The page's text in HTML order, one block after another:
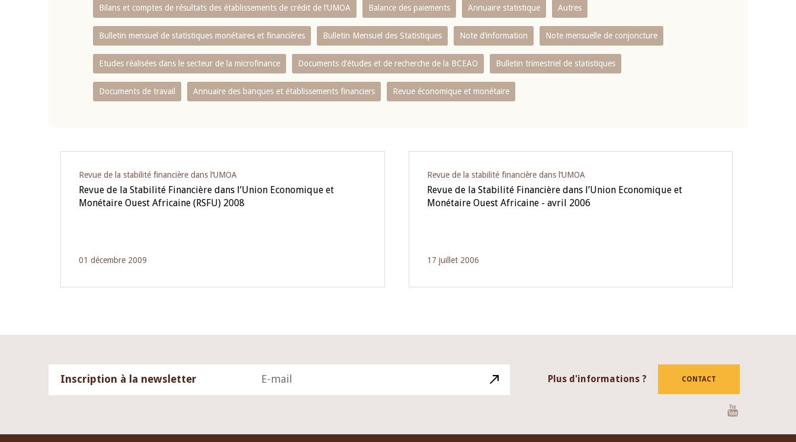
Bilans et comptes de résultats des établissements de crédit de l‘UMOA Balance des paiements Annuaire statistique Autres
Bulletin mensuel de statistiques monétaires et financières Bulletin Mensuel des Statistiques Note d’information Note mensuelle de conjoncture
Etudes réalisées dans le secteur de la microfinance Documents d’études et de recherche de la BCEAO Bulletin trimestriel de statistiques
Documents de travail Annuaire des banques et établissements financiers Revue économique et monétaire
Revue de la stabilité financière dans l‘UMOA
Revue de la Stabilité Financière dans l’Union Economique et
Monétaire Ouest Africaine (RSFU) 2008
01 décembre 2009
Revue de la stabilité financière dans l‘UMOA
Revue de la Stabilité Financière dans l’Union Economique et
Monétaire Ouest Africaine - avril 2006
17 juillet 2006
Inscription à la newsletter Plus d'informations ? CONTACT